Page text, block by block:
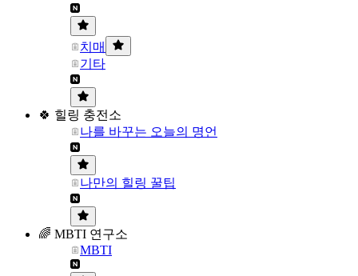
치매
기타
🍀 힐링 충전소
나를 바꾸는 오늘의 명언
나만의 힐링 꿀팁
🌈 MBTI 연구소
MBTI